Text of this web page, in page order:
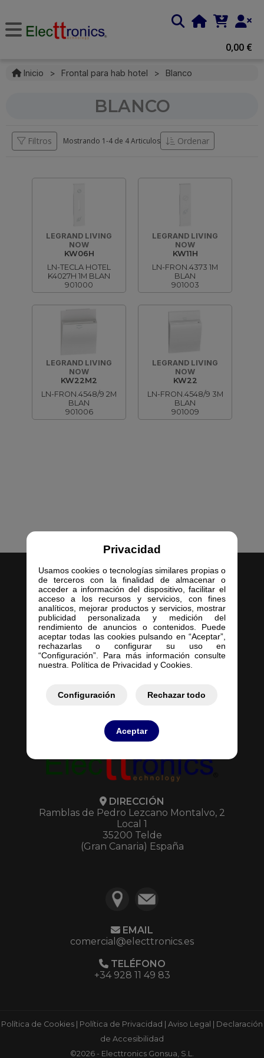
Privacidad
Usamos cookies o tecnologías similares propias o
de terceros con la finalidad de almacenar o
acceder a información del dispositivo, facilitar el
acceso a los recursos y servicios, con fines
analíticos, mejorar productos y servicios, mostrar
publicidad personalizada y medición del
rendimiento de anuncios o contenidos. Puede
aceptar todas las cookies pulsando en “Aceptar”,
rechazarlas o configurar su uso en
“Configuración”. Para más información consulte
nuestra. Política de Privacidad y Cookies.
Configuración Rechazar todo
Aceptar
0,00 €
Inicio > Frontal para hab hotel > Blanco
BLANCO
Filtros Mostrando 1-4 de 4 Articulos Ordenar
LEGRAND LIVING
NOW
KW06H
LN-TECLA HOTEL
K4027H 1M BLAN
901000
LEGRAND LIVING
NOW
KW11H
LN-FRON.4373 1M
BLAN
901003
LEGRAND LIVING
NOW
KW22M2
LN-FRON.4548/9 2M
BLAN
901006
LEGRAND LIVING
NOW
KW22
LN-FRON.4548/9 3M
BLAN
901009
Inicio
Empresa
Servicios
Contacto
Mis Presupuestos
DIRECCIÓN
Ramblas de Pedro Lezcano Montalvo, 2
Local 1
35200 Telde
(Gran Canaria) España
EMAIL
comercial@electtronics.es
TELÉFONO
+34 928 11 49 83
Política de Cookies Política de Privacidad Aviso Legal
Declaración
de Accesibilidad
©2026 - Electtronics Gonsua, S.L.